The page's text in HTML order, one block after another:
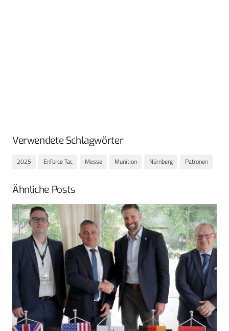
Verwendete Schlagwörter
2025 Enforce Tac Messe Munition Nürnberg Patronen
Ähnliche Posts